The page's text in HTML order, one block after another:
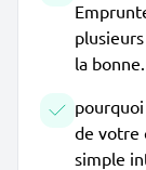
la bonne.
de votre
simple